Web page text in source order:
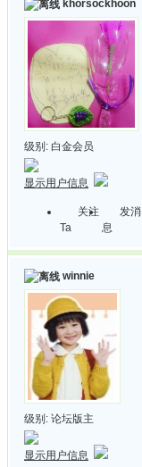
khorsockhoon
级别: 白金会员
显示用户信息
关注
Ta
发消
息
winnie
级别: 论坛版主
显示用户信息